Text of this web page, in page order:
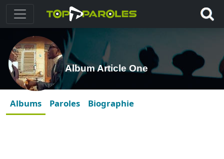
Album Article One
Albums Paroles Biographie